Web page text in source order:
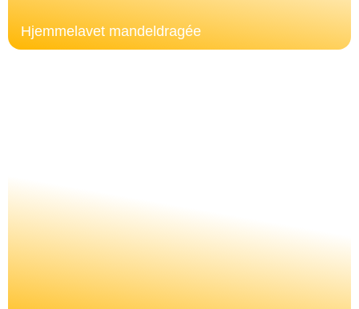
Hjemmelavet mandeldragée